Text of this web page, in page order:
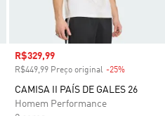
Preço com desconto
R$329,99
R$449,99 Preço original -25%
CAMISA II PAÍS DE GALES 26
Homem Performance